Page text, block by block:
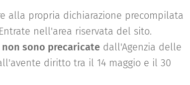
alla propria dichiarazione precompilata
nell'area riservata del sito.
non sono precaricate dall'Agenzia delle
diritto tra il 14 maggio e il 30